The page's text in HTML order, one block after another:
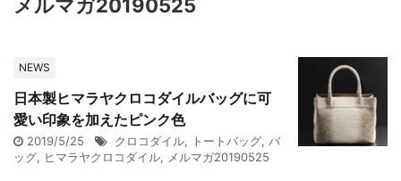
メルマガ20190525
NEWS
日本製ヒマラヤクロコダイルバッグに可
愛い印象を加えたピンク色
2019/5/25 クロコダイル, トートバッグ, バ
ッグ, ヒマラヤクロコダイル, メルマガ20190525